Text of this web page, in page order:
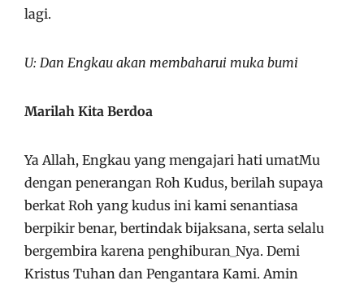
lagi.
U: Dan Engkau akan membaharui muka bumi
Marilah Kita Berdoa
Ya Allah, Engkau yang mengajari hati umatMu
dengan penerangan Roh Kudus, berilah supaya
berkat Roh yang kudus ini kami senantiasa
berpikir benar, bertindak bijaksana, serta selalu
bergembira karena penghiburan_Nya. Demi
Kristus Tuhan dan Pengantara Kami. Amin